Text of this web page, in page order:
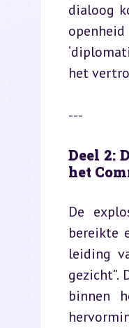
dialoog
het
---
Deel 2:
het
De
bereikte
leiding
binnen